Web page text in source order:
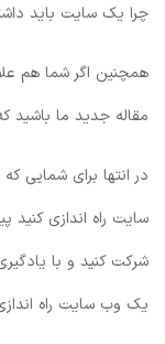
چرا یک سایت باید
همچنین اگر شما هم
مقاله جدید ما
در انتها برای شمایی
سایت راه اندازی کنید
شرکت کنید و با
یک وب سایت راه